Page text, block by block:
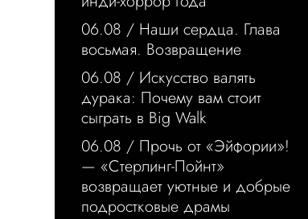
06.08 / Наши сердца. Глава
восьмая. Возвращение
06.08 / Искусство валять
дурака: Почему вам стоит
сыграть в Big Walk
06.08 / Прочь от «Эйфории»!
— «Стерлинг-Пойнт»
возвращает уютные и добрые
подростковые драмы